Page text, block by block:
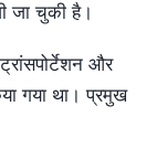
जा चुकी है।
और
गया था। प्रमुख